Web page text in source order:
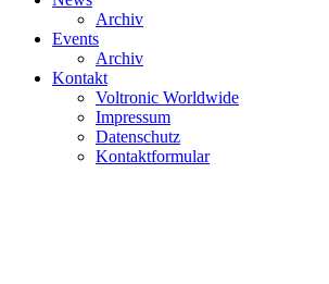
Archiv
Events
Archiv
Kontakt
Voltronic Worldwide
Impressum
Datenschutz
Kontaktformular